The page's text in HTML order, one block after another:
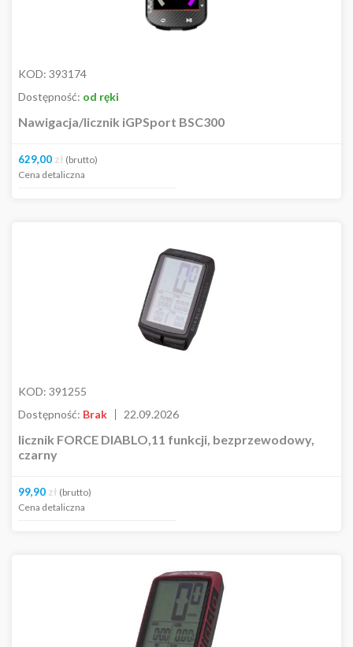
KOD: 393174
Dostępność: od ręki
Nawigacja/licznik iGPSport BSC300
629,00 zł (brutto)
Cena detaliczna
KOD: 391255
Dostępność: Brak 22.09.2026
licznik FORCE DIABLO,11 funkcji, bezprzewodowy,
czarny
99,90 zł (brutto)
Cena detaliczna